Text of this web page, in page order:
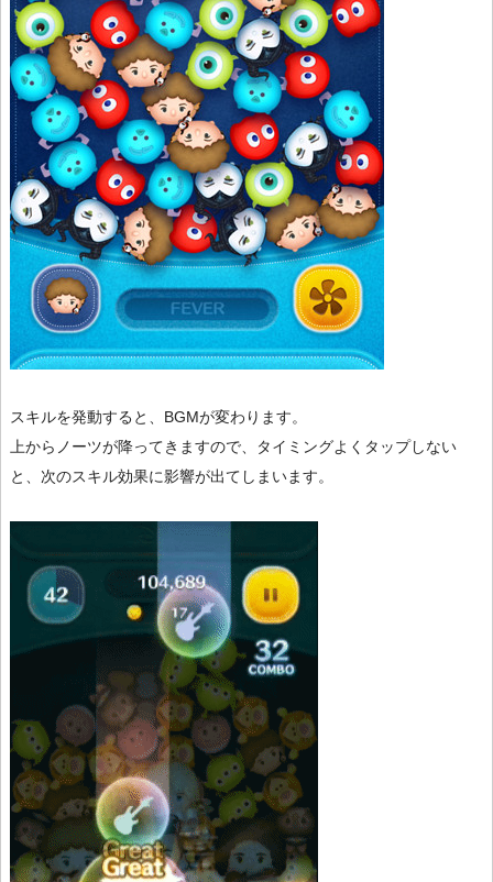
スキルを発動すると、BGMが変わります。
上からノーツが降ってきますので、タイミングよくタップしない
と、次のスキル効果に影響が出てしまいます。